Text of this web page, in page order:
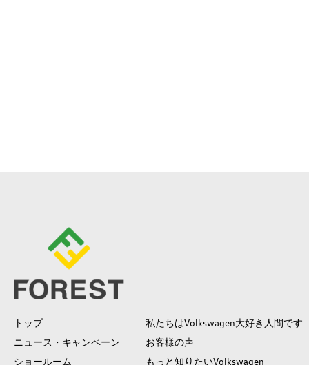
トップ
ニュース・キャンペーン
ショールーム
私たちはVolkswagen大好き人間です
お客様の声
もっと知りたいVolkswagen